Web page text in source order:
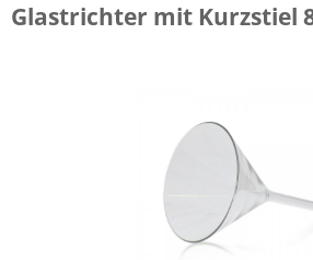
Glastrichter mit Kurzstiel